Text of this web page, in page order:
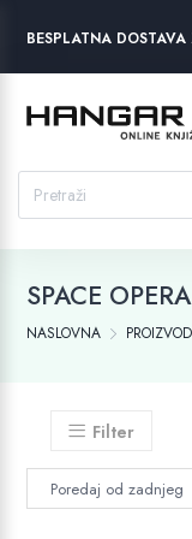
BESPLATNA
SPACE OPERA
NASLOVNA
Filter